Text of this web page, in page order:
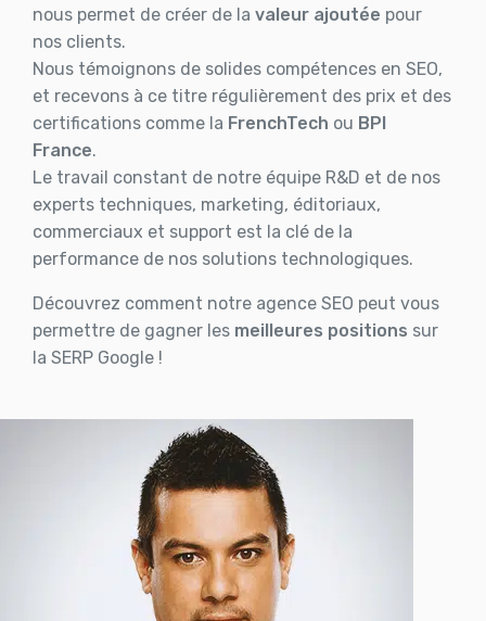
nous permet de créer de la valeur ajoutée pour
nos clients.
Nous témoignons de solides compétences en SEO,
et recevons à ce titre régulièrement des prix et des
certifications comme la FrenchTech ou BPI
France.
Le travail constant de notre équipe R&D et de nos
experts techniques, marketing, éditoriaux,
commerciaux et support est la clé de la
performance de nos solutions technologiques.
Découvrez comment notre agence SEO peut vous
permettre de gagner les meilleures positions sur
la SERP Google !